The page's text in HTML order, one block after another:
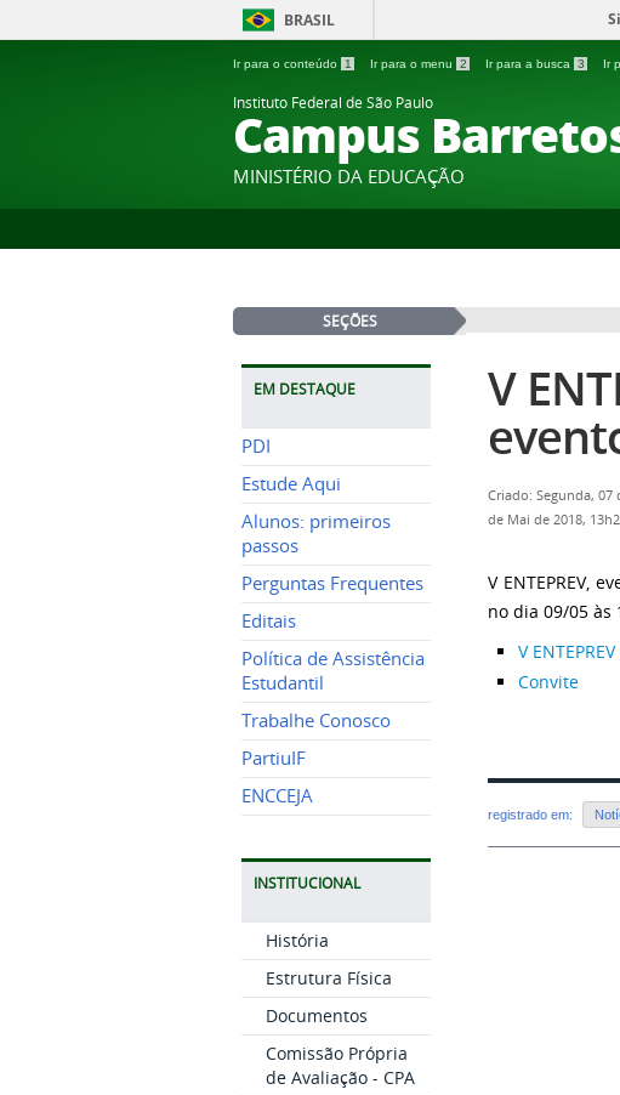
BRASIL
Ir para o conteúdo 1 Ir para o menu 2 Ir para a busca 3 Ir
Instituto Federal de São Paulo
Campus
MINISTÉRIO DA EDUCAÇÃO
SEÇÕES
EM DESTAQUE
PDI
Estude Aqui
Alunos: primeiros
passos
Perguntas Frequentes
Editais
Política de Assistência
Estudantil
Trabalhe Conosco
PartiuIF
ENCCEJA
INSTITUCIONAL
História
Estrutura Física
Documentos
Comissão Própria
de Avaliação - CPA
V
Criado: Segunda, 07
de Mai de 2018,
V ENTEPREV,
no dia 09/05 às
V ENTEPREV
Convite
registrado em: